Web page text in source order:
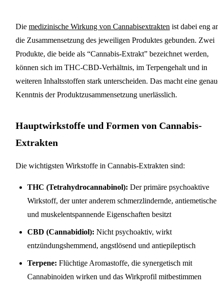
Die medizinische Wirkung von Cannabisextrakten ist dabei eng
die Zusammensetzung des jeweiligen Produktes gebunden. Zwei
Produkte, die beide als “Cannabis-Extrakt” bezeichnet werden,
können sich im THC-CBD-Verhältnis, im Terpengehalt und in
weiteren Inhaltsstoffen stark unterscheiden. Das macht eine
Kenntnis der Produktzusammensetzung unerlässlich.
Hauptwirkstoffe und Formen von Cannabis-
Extrakten
Die wichtigsten Wirkstoffe in Cannabis-Extrakten sind:
THC (Tetrahydrocannabinol): Der primäre psychoaktive
Wirkstoff, der unter anderem schmerzlindernde, antiemetische
und muskelentspannende Eigenschaften besitzt
CBD (Cannabidiol): Nicht psychoaktiv, wirkt
entzündungshemmend, angstlösend und antiepileptisch
Terpene: Flüchtige Aromastoffe, die synergetisch mit
Cannabinoiden wirken und das Wirkprofil mitbestimmen